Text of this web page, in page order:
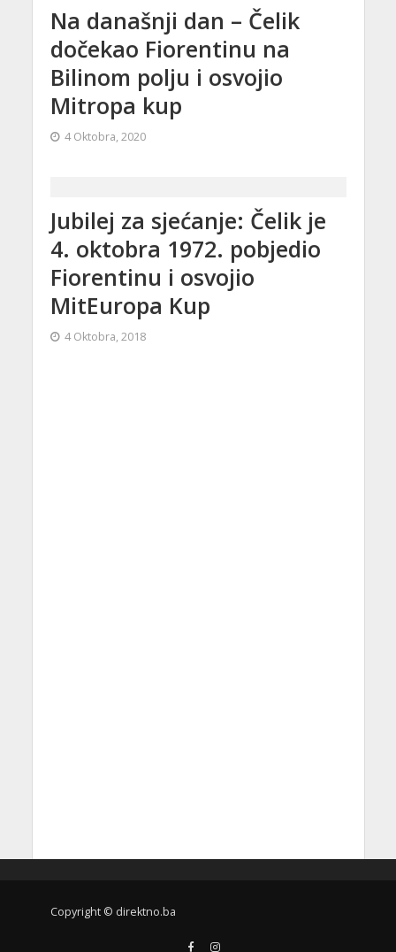
Na današnji dan – Čelik
dočekao Fiorentinu na
Bilinom polju i osvojio
Mitropa kup
4 Oktobra, 2020
Jubilej za sjećanje: Čelik je
4. oktobra 1972. pobjedio
Fiorentinu i osvojio
MitEuropa Kup
4 Oktobra, 2018
Copyright © direktno.ba